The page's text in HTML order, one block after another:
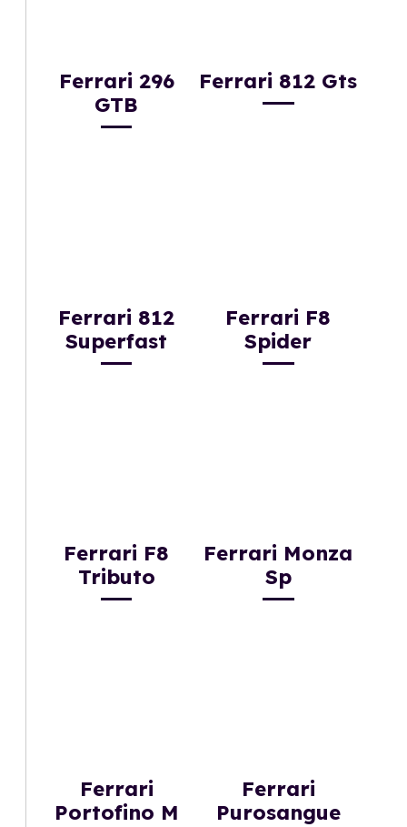
Ferrari 296
GTB
Ferrari 812 Gts
Ferrari 812
Superfast
Ferrari F8
Spider
Ferrari F8
Tributo
Ferrari Monza
Sp
Ferrari
Portofino M
Ferrari
Purosangue